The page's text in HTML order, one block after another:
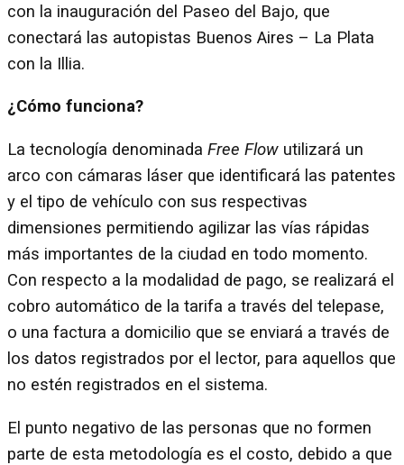
con la inauguración del Paseo del Bajo, que
conectará las autopistas Buenos Aires – La Plata
con la Illia.
¿Cómo funciona?
La tecnología denominada Free Flow utilizará un
arco con cámaras láser que identificará las patentes
y el tipo de vehículo con sus respectivas
dimensiones permitiendo agilizar las vías rápidas
más importantes de la ciudad en todo momento.
Con respecto a la modalidad de pago, se realizará el
cobro automático de la tarifa a través del telepase,
o una factura a domicilio que se enviará a través de
los datos registrados por el lector, para aquellos que
no estén registrados en el sistema.
El punto negativo de las personas que no formen
parte de esta metodología es el costo, debido a que